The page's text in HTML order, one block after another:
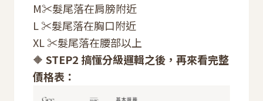
M✂️髮尾落在肩膀附近
L ✂️髮尾落在胸口附近
XL ✂️髮尾落在腰部以上
🔶 STEP2 搞懂分級邏輯之後，再來看完整
價格表：